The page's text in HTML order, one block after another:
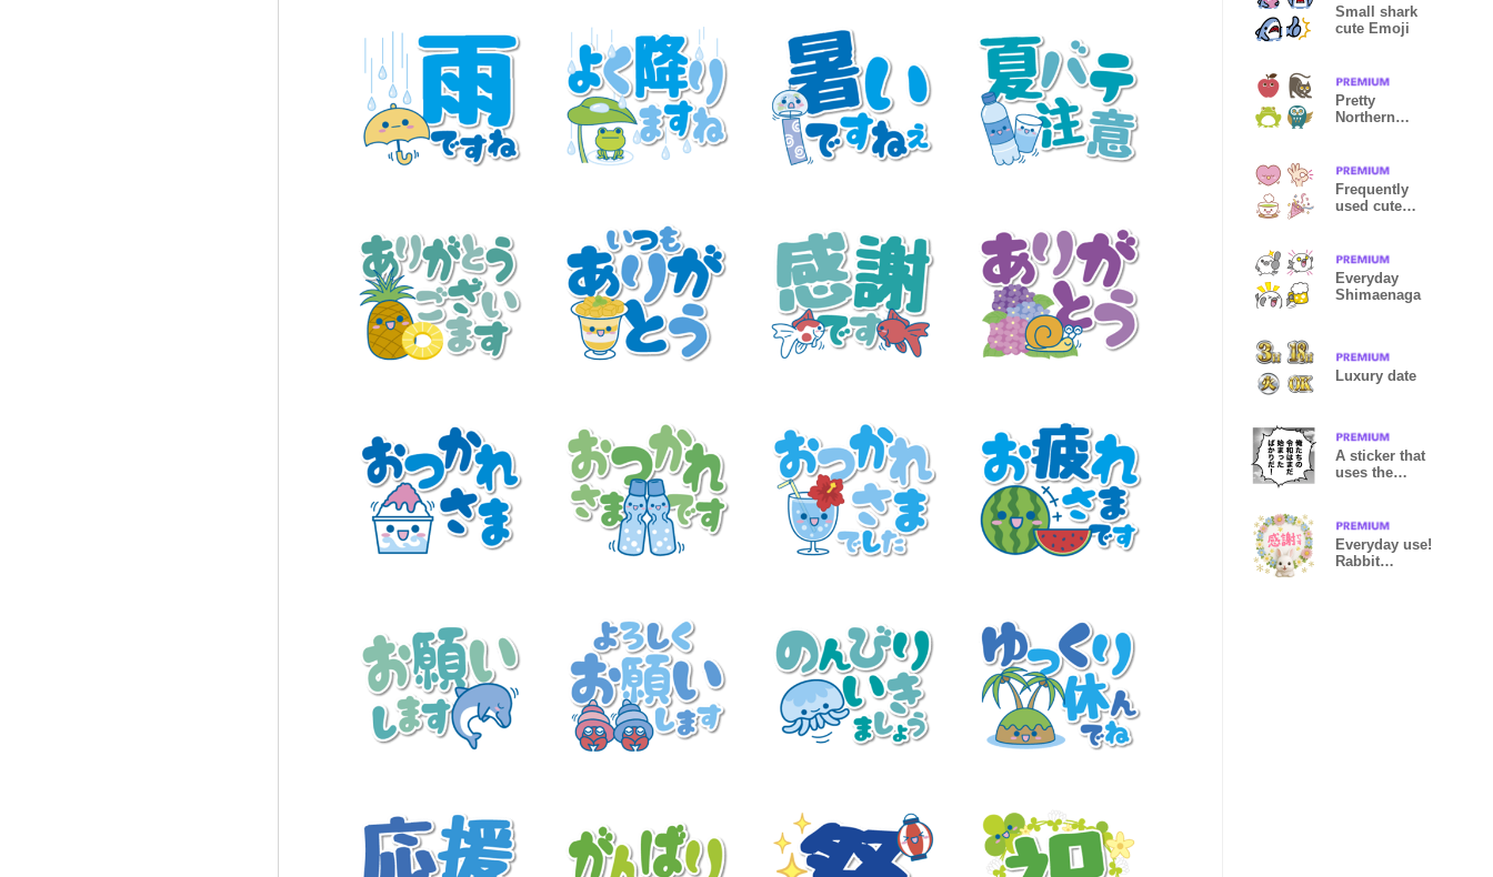
Small shark
cute Emoji
Pretty
Northern
Frequently
used cute
Everyday
Shimaenaga
Luxury date
A sticker that
uses the
Everyday use!
Rabbit